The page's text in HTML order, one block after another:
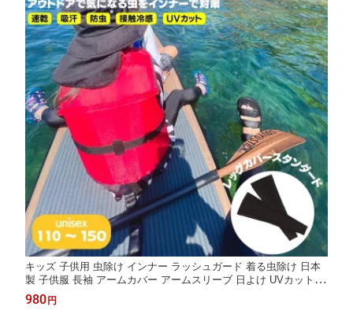
キッズ 子供用 虫除け インナー ラッシュガード 着る虫除け 日本
製 子供服 長袖 アームカバー アームスリーブ 日よけ UVカット キ
ャンプ 外遊び 水遊び トップス 男の子 女の子 遠足 登山 ピクニッ
ク
980 円